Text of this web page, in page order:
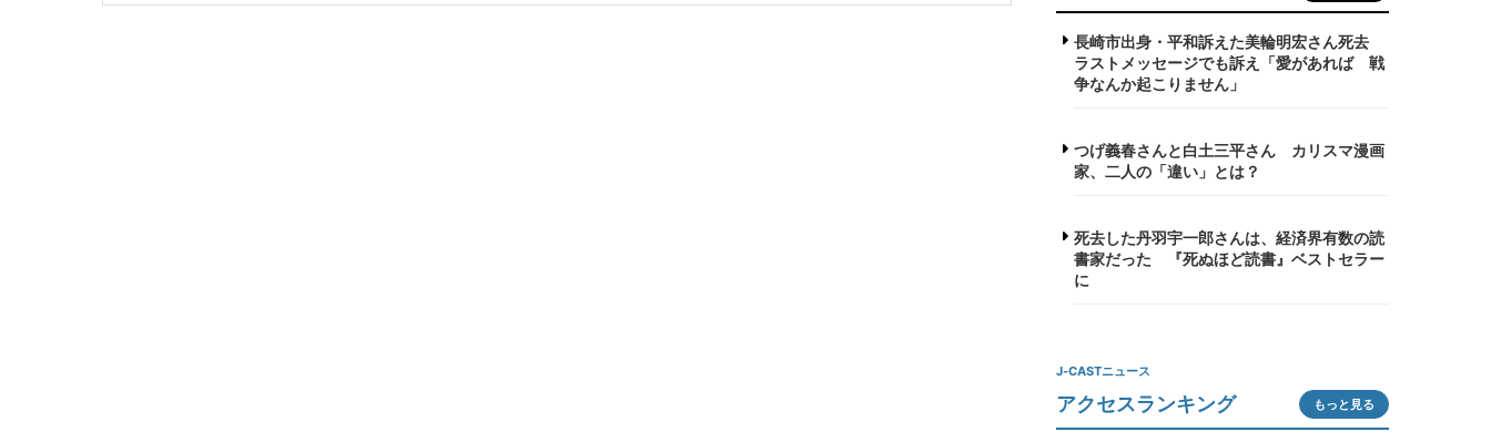
長崎市出身・平和訴えた美輪明宏さん死去
ラストメッセージでも訴え「愛があれば 戦
争なんか起こりません」
つげ義春さんと白土三平さん カリスマ漫画
家、二人の「違い」とは？
死去した丹羽宇一郎さんは、経済界有数の読
書家だった 『死ぬほど読書』ベストセラー
に
J-CASTニュース
アクセスランキング もっと見る